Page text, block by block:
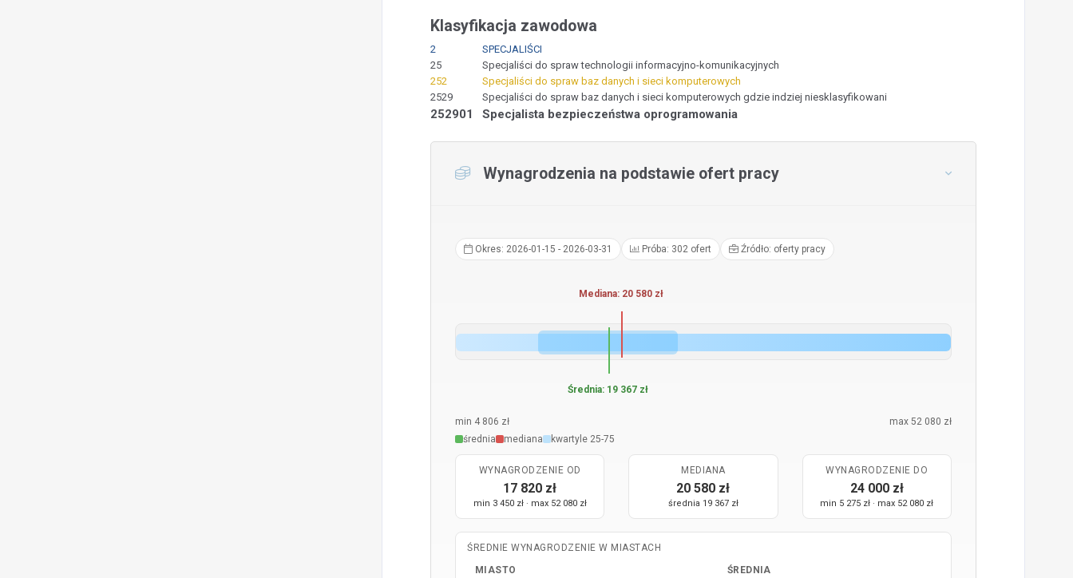
Klasyfikacja zawodowa
2
SPECJALIŚCI
25
Specjaliści do spraw technologii informacyjno-komunikacyjnych
252
Specjaliści do spraw baz danych i sieci komputerowych
2529
Specjaliści do spraw baz danych i sieci komputerowych gdzie indziej niesklasyfikowani
252901 Specjalista bezpieczeństwa oprogramowania
Wynagrodzenia na podstawie ofert pracy
Okres: 2026-01-15 - 2026-03-31 Próba: 302 ofert Źródło: oferty pracy
Mediana: 20 580 zł
Średnia: 19 367 zł
min 4 806 zł
max 52 080 zł
średnia
mediana kwartyle 25-75
WYNAGRODZENIE OD
17 820 zł
min 3 450 zł · max 52 080 zł
MEDIANA
20 580 zł
średnia 19 367 zł
WYNAGRODZENIE DO
24 000 zł
min 5 275 zł · max 52 080 zł
ŚREDNIE WYNAGRODZENIE W MIASTACH
MIASTO
ŚREDNIA